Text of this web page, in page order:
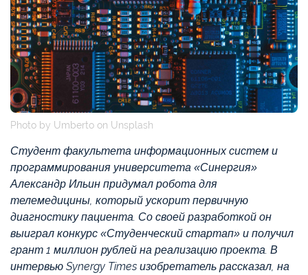
Photo by Umberto on Unsplash
Студент факультета информационных систем и
программирования университета «Синергия»
Александр Ильин придумал робота для
телемедицины, который ускорит первичную
диагностику пациента. Со своей разработкой он
выиграл конкурс «Студенческий стартап» и получил
грант 1 миллион рублей на реализацию проекта. В
интервью Synergy Times изобретатель рассказал, на